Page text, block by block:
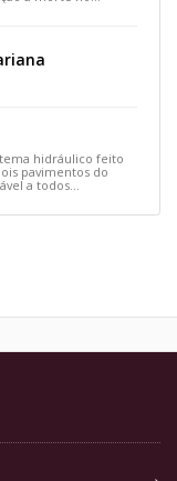
hidráulico feito
pavimentos do
a todos